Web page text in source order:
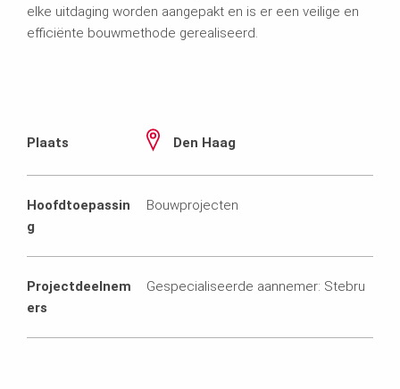
elke uitdaging worden aangepakt en is er een veilige en
efficiënte bouwmethode gerealiseerd.
Plaats Den Haag
Hoofdtoepassin
g
Bouwprojecten
Projectdeelnem
ers
Gespecialiseerde aannemer: Stebru